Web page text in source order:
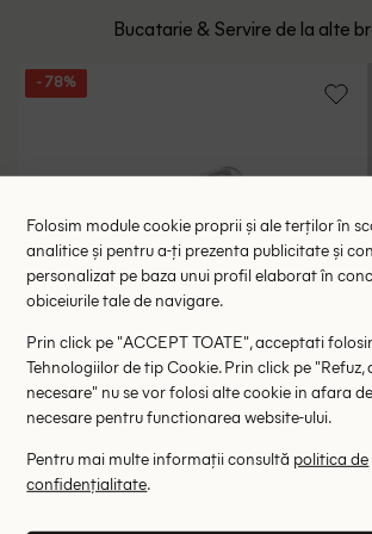
Bucatarie & Servire de la alte
- 78%
Tavi de copt din aluminiu 3 bucati BBQ
Folosim module cookie proprii și ale terților în
analitice și pentru a-ți prezenta publicitate și
personalizat pe baza unui profil elaborat în
obiceiurile tale de navigare.
Prin click pe "ACCEPT TOATE", acceptati
Tehnologiilor de tip Cookie. Prin click pe "Refuz,
necesare" nu se vor folosi alte cookie in afara
necesare pentru functionarea website-ului.
Pentru mai multe informații consultă politica de
confidențialitate.